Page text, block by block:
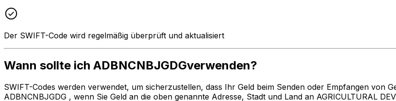
Der SWIFT-Code wird regelmäßig überprüft und aktualisiert
Wann sollte ich ADBNCNBJGDGverwenden?
SWIFT-Codes werden verwendet, um sicherzustellen, dass Ihr Geld beim Senden oder Empfangen von
ADBNCNBJGDG , wenn Sie Geld an die oben genannte Adresse, Stadt und Land an AGRICULTURAL